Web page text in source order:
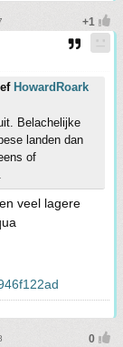
HowardRoark
Belachelijke
landen dan
of
veel lagere